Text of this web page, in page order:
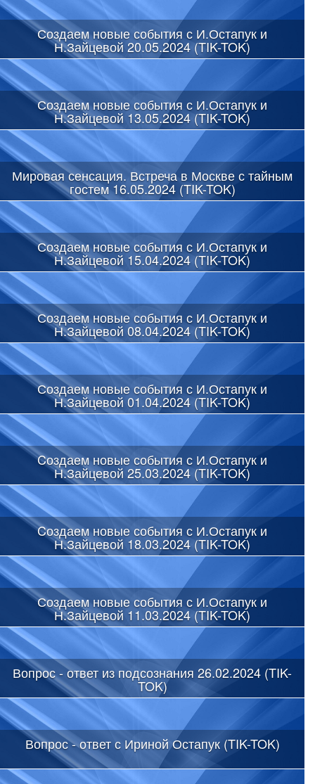
Создаем новые события с И.Остапук и
Н.Зайцевой 20.05.2024 (TIK-TOK)
Создаем новые события с И.Остапук и
Н.Зайцевой 13.05.2024 (TIK-TOK)
Мировая сенсация. Встреча в Москве с тайным
гостем 16.05.2024 (TIK-TOK)
Создаем новые события с И.Остапук и
Н.Зайцевой 15.04.2024 (TIK-TOK)
Создаем новые события с И.Остапук и
Н.Зайцевой 08.04.2024 (TIK-TOK)
Создаем новые события с И.Остапук и
Н.Зайцевой 01.04.2024 (TIK-TOK)
Cоздаем новые события с И.Остапук и
Н.Зайцевой 25.03.2024 (TIK-TOK)
Cоздаем новые события с И.Остапук и
Н.Зайцевой 18.03.2024 (TIK-TOK)
Создаем новые события с И.Остапук и
Н.Зайцевой 11.03.2024 (TIK-TOK)
Вопрос - ответ из подсознания 26.02.2024 (TIK-
TOK)
Вопрос - ответ с Ириной Остапук (TIK-TOK)